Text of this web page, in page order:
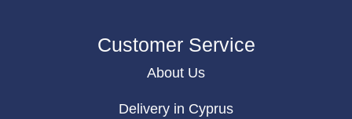
Customer Service
About Us
Delivery in Cyprus